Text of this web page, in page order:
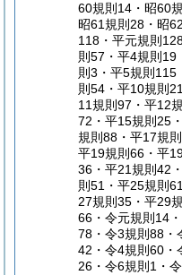
60規則14・昭60
昭61規則28・昭
118・平元規則
則57・平4規則19
則3・平5規則115
則54・平10規則
11規則97・平12
72・平15規則25
規則88・平17規
平19規則66・平
36・平21規則42
則51・平25規則
27規則35・平29
66・令元規則14
78・令3規則88・
42・令4規則60・
26・令6規則1・